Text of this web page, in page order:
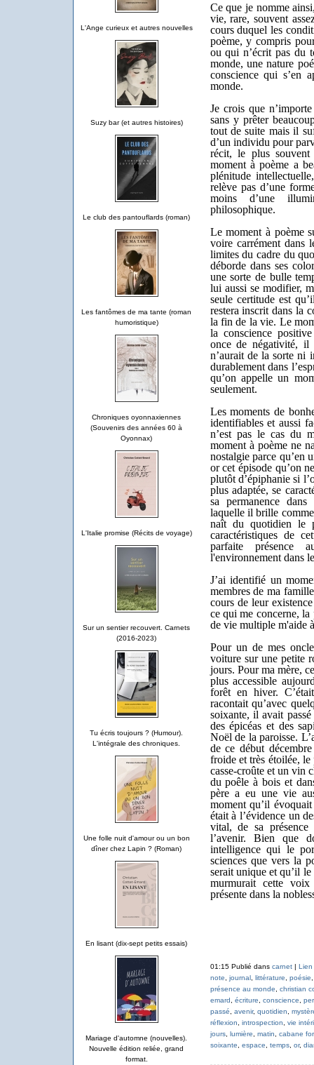
L'Ange curieux et autres nouvelles
Suzy bar (et autres histoires)
Le club des pantouflards (roman)
Les fantômes de ma tante (roman
humoristique)
Chroniques oyonnaxiennes
(Souvenirs des années 60 à
Oyonnax)
L'Italie promise (Récits de voyage)
Sur un sentier recouvert. Carnets
(2016-2023)
Tu écris toujours ? (Humour).
L'intégrale des chroniques.
Une folle nuit d'amour ou un bon
dîner chez Lapin ? (Roman)
En lisant (dix-sept petits essais)
Mariage d'automne (nouvelles).
Nouvelle édition reliée, grand
format.
Ce que je nomme
vie, rare, souvent
cours duquel les
poème, y compris
ou qui n’écrit pas du
monde, une nature
conscience qui s’en
monde.
Je crois que
sans y prêter
tout de suite mais il
d’un individu pour
récit, le plus
moment à poème a
plénitude
relève pas d’une
moins d’une
philosophique.
Le moment à poème
voire carrément dans
limites du cadre du
déborde dans ses
une sorte de bulle
lui aussi se modifier,
seule certitude est
restera inscrit dans la
la fin de la vie. Le
la conscience
once de négativité, il
n’aurait de la sorte ni
durablement dans
qu’on appelle un
seulement.
Les moments de
identifiables et aussi
n’est pas le cas du
moment à poème ne
nostalgie parce qu’en
or cet épisode qu’on
plutôt d’épiphanie si
plus adaptée, se
sa permanence
laquelle il brille
naît du quotidien le
caractéristiques de
parfaite présence
l'environnement dans
J’ai identifié un
membres de ma
cours de leur
ce qui me concerne,
de vie multiple m'aide
Pour un de mes
voiture sur une petite
jours. Pour ma mère,
plus accessible
forêt en hiver.
racontait qu’avec
soixante, il avait
des épicéas et des
Noël de la paroisse.
de ce début
froide et très étoilée,
casse-croûte et un vin
du poêle à bois et
père a eu une vie
moment qu’il
était à l’évidence un
vital, de sa
l’avenir. Bien que
intelligence qui le
sciences que vers la
serait unique et qu’il
murmurait cette voix
présente dans la
01:15 Publié dans carnet| Lien
note
journal, littérature poésie
présence au monde
christian
emard
écriture conscience
passé
avenir, quotidien
réflexion
introspection
vie
jours, lumière matin
cabane
soixante
espace temps, or,